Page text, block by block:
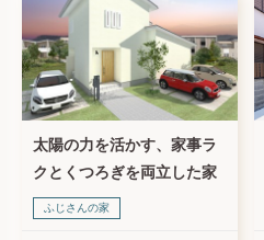
太陽の力を活かす、家事ラ
クとくつろぎを両立した家
ふじさんの家